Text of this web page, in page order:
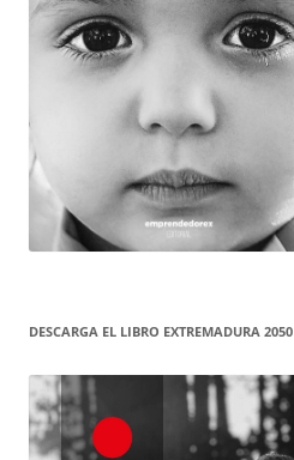
DESCARGA EL LIBRO EXTREMADURA 2050